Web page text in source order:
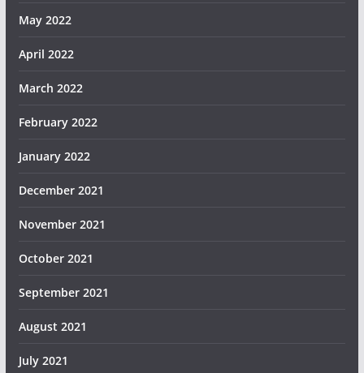
May 2022
April 2022
March 2022
February 2022
January 2022
December 2021
November 2021
October 2021
September 2021
August 2021
July 2021